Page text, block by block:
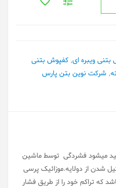
ویبره ای, کفپوش بتنی
, شرکت نوین بتن پارس
میشود فشردگی توسط ماشین
شدن از دولایه.موزائیک پرسی
که تراکم خود را از طریق فشار